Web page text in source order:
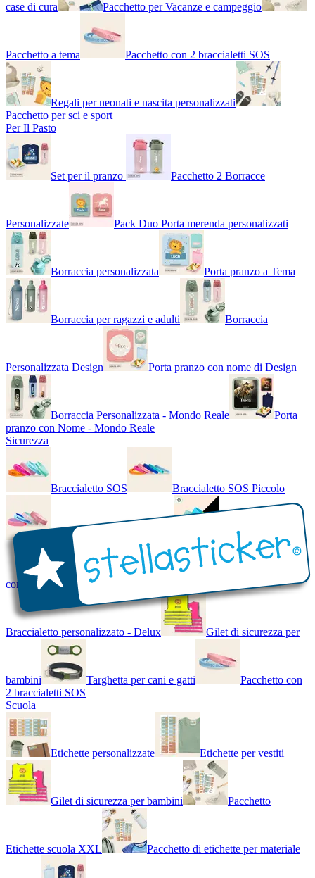
case di cura Pacchetto per Vacanze e campeggio
Pacchetto a tema Pacchetto con 2 braccialetti SOS
Regali per neonati e nascita personalizzati
Pacchetto per sci e sport
Per Il Pasto
Set per il pranzo Pacchetto 2 Borracce
Personalizzate Pack Duo Porta merenda personalizzati
Borraccia personalizzata Porta pranzo a Tema
Borraccia per ragazzi e adulti Borraccia
Personalizzata Design Porta pranzo con nome di Design
Borraccia Personalizzata - Mondo Reale
Porta
pranzo con Nome - Mondo Reale
Sicurezza
Braccialetto SOS Braccialetto SOS Piccolo
Braccialetto SOS - Bicolore Braccialetto SOS
con Nome - Luminoso
Braccialetto personalizzato - Delux Gilet di sicurezza per
bambini Targhetta per cani e gatti
Pacchetto con
2 braccialetti SOS
Scuola
Etichette personalizzate Etichette per vestiti
Gilet di sicurezza per bambini Pacchetto
Etichette scuola XXL Pacchetto di etichette per materiale